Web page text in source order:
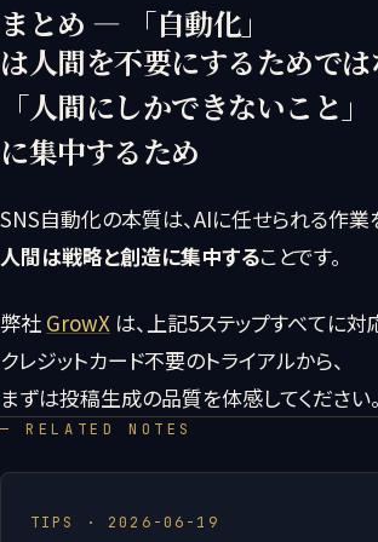
まとめ — 「自動化」
は人間を不要にするためでは
「人間にしかできないこと 」
に集中するため
SNS自動化の本質は、AIに任せられる作業
人間は戦略と創造に集中することです。
弊社 GrowX は、上記5ステップすべてに対
クレジットカード不要のトライアルから、
まずは投稿生成の品質を体感してください。
— RELATED NOTES
TIPS · 2026-06-19